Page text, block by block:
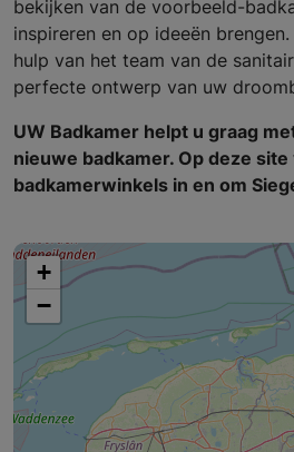
bekijken van de voorbeeld-
inspireren en op ideeën
hulp van het team van de
perfecte ontwerp van uw
UW Badkamer helpt u graag
nieuwe badkamer. Op deze site
badkamerwinkels in en om
+
−